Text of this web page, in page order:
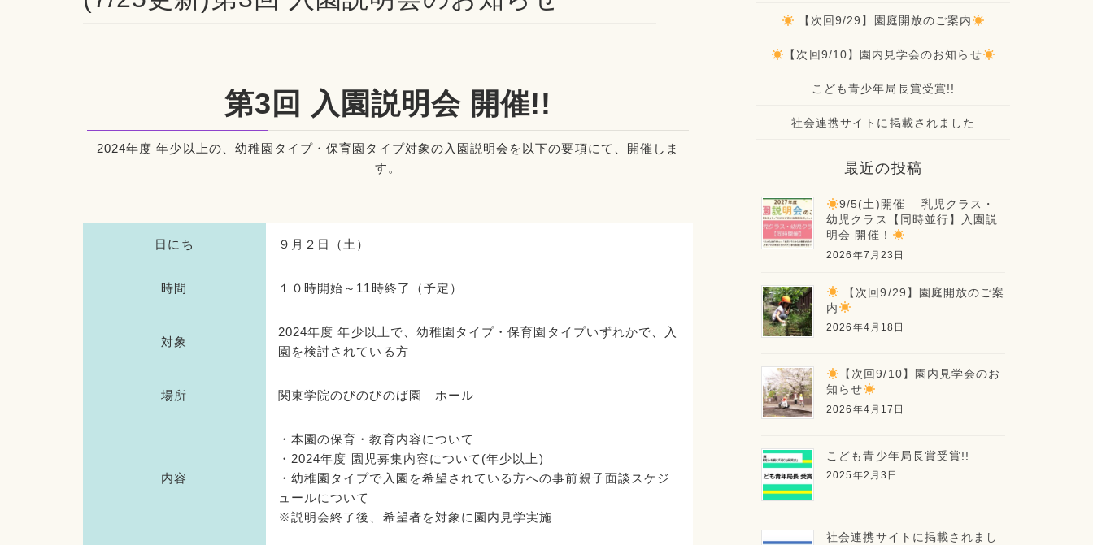
第3回 入園説明会 開催!!
2024年度 年少以上の、幼稚園タイプ・保育園タイプ対象の入園説明会を以下の要項にて、開催しま
す。
日にち ９月２日（土）
時間 １０時開始～11時終了（予定）
対象
2024年度 年少以上で、幼稚園タイプ・保育園タイプいずれかで、入
園を検討されている方
場所 関東学院のびのびのば園 ホール
内容
・本園の保育・教育内容について
・2024年度 園児募集内容について(年少以上)
・幼稚園タイプで入園を希望されている方への事前親子面談スケジ
ュールについて
※説明会終了後、希望者を対象に園内見学実施
【次回9/29】園庭開放のご案内
【次回9/10】園内見学会のお知らせ
こども青少年局長賞受賞!!
社会連携サイトに掲載されました
最近の投稿
9/5(土)開催 乳児クラス・
幼児クラス【同時並行】入園説
明会 開催！
2026年7月23日
【次回9/29】園庭開放のご案
内
2026年4月18日
【次回9/10】園内見学会のお
知らせ
2026年4月17日
こども青少年局長賞受賞!!
2025年2月3日
社会連携サイトに掲載されまし